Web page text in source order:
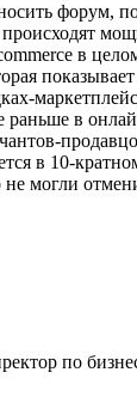
форум,
в
раньше в
в 10-
могли
по